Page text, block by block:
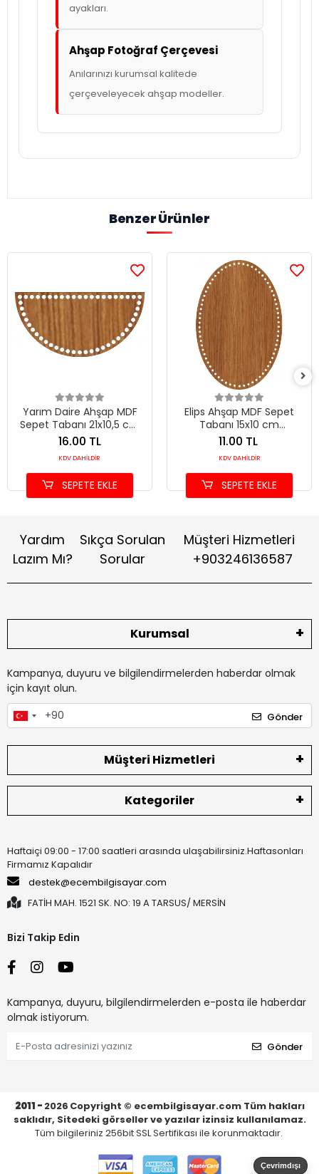
ayakları.
Ahşap Fotoğraf Çerçevesi
Anılarınızı kurumsal kalitede
çerçeveleyecek ahşap modeller.
Benzer Ürünler
Yarım Daire Ahşap MDF
Sepet Tabanı 21x10,5 cm
(Seçilebilir Delik Çapı)
16.00 TL
KDV DAHİLDİR
SEPETE EKLE
Elips Ahşap MDF Sepet
Tabanı 15x10 cm
(Seçilebilir Delik Çapı)
11.00 TL
KDV DAHİLDİR
SEPETE EKLE
Yardım
Lazım Mı?
Sıkça Sorulan
Sorular
Müşteri Hizmetleri
+903246136587
Kurumsal
Kampanya, duyuru ve bilgilendirmelerden haberdar olmak
için kayıt olun.
Gönder
Müşteri Hizmetleri
Kategoriler
Haftaiçi 09:00 - 17:00 saatleri arasında ulaşabilirsiniz.Haftasonları
Firmamız Kapalıdır
destek@ecembilgisayar.com
FATİH MAH. 1521 SK. NO: 19 A TARSUS/ MERSİN
Bizi Takip Edin
Kampanya, duyuru, bilgilendirmelerden e-posta ile haberdar
olmak istiyorum.
Gönder
2011 - 2026 Copyright © ecembilgisayar.com Tüm hakları
saklıdır, Sitedeki görseller ve yazılar izinsiz kullanılamaz.
Tüm bilgileriniz 256bit SSL Sertifikası ile korunmaktadır.
Çevrimdışı